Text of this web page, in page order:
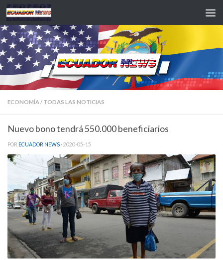
Saltar al contenido
ECONOMÍA/ TODAS LAS NOTICIAS
Nuevo bono tendrá 550.000 beneficiarios
POR ECUADOR NEWS · 2020-05-15